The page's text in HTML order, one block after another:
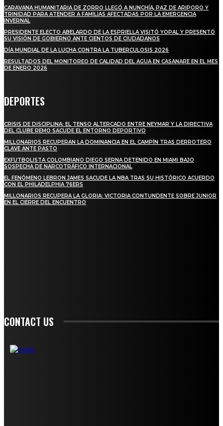
CARAVANA HUMANITARIA DE ZORRO LLEGÓ A NUNCHÍA, PAZ DE ARIPORO Y
TRINIDAD PARA ATENDER A FAMILIAS AFECTADAS POR LA EMERGENCIA
INVERNAL
PRESIDENTE ELECTO ABELARDO DE LA ESPRIELLA VISITÓ YOPAL Y PRESENTÓ
SU VISIÓN DE GOBIERNO ANTE CIENTOS DE CIUDADANOS
DÍA MUNDIAL DE LA LUCHA CONTRA LA TUBERCULOSIS 2026
RESULTADOS DEL MONITOREO DE CALIDAD DEL AGUA EN CASANARE EN EL MES
DE ENERO 2026
DEPORTES
CRISIS DE DISCIPLINA: EL TENSO ALTERCADO ENTRE NEYMAR Y LA DIRECTIVA
DEL CLUBE REMO SACUDE EL ENTORNO DEPORTIVO
MILLONARIOS RECUPERAN LA DOMINANCIA EN EL CAMPÍN TRAS DERROTERO
CLAVE ANTE PASTO
EXFUTBOLISTA COLOMBIANO DIEGO SERNA DETENIDO EN MIAMI BAJO
SOSPECHA DE NARCOTRÁFICO INTERNACIONAL
EL FENÓMENO LEBRON JAMES SACUDE LA NBA TRAS SU HISTÓRICO ACUERDO
CON EL PHILADELPHIA 76ERS
MILLONARIOS RECUPERA LA GLORIA: VICTORIA CONTUNDENTE SOBRE JUNIOR
EN EL CIERRE DEL ENCUENTRO
CONTACT US